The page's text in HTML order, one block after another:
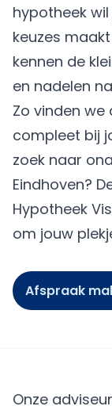
hypotheek
keuzes
kennen de
en nadelen
Zo vinden
compleet bij
zoek naar
Eindhoven?
Hypotheek
om jouw
Afspraak
Onze